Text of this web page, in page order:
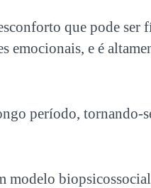
que pode ser
emocionais, e é
período, tornando-
modelo